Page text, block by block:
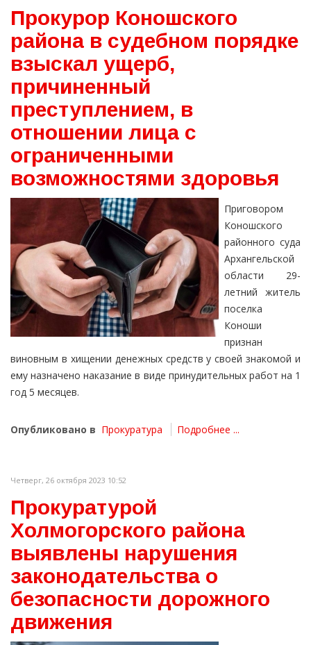
Прокурор Коношского
района в судебном порядке
взыскал ущерб,
причиненный
преступлением, в
отношении лица с
ограниченными
возможностями здоровья
Приговором
Коношского
районного суда
Архангельской
области 29-
летний житель
поселка
Коноши
признан
виновным в хищении денежных средств у своей знакомой и
ему назначено наказание в виде принудительных работ на 1
год 5 месяцев.
Опубликовано в Прокуратура Подробнее ...
Четверг, 26 октября 2023 10:52
Прокуратурой
Холмогорского района
выявлены нарушения
законодательства о
безопасности дорожного
движения